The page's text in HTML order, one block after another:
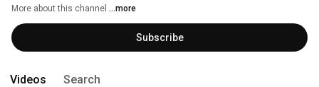
More about this channel ...more
Subscribe
Videos Search